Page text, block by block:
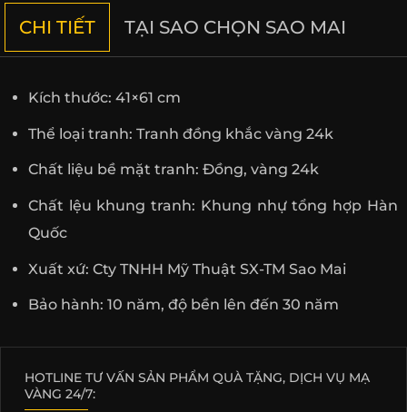
CHI TIẾT TẠI SAO CHỌN SAO MAI
Kích thước: 41×61 cm
Thể loại tranh: Tranh đồng khắc vàng 24k
Chất liệu bề mặt tranh: Đồng, vàng 24k
Chất lệu khung tranh: Khung nhự tổng hợp Hàn
Quốc
Xuất xứ: Cty TNHH Mỹ Thuật SX-TM Sao Mai
Bảo hành: 10 năm, độ bền lên đến 30 năm
HOTLINE TƯ VẤN SẢN PHẨM QUÀ TẶNG, DỊCH VỤ MẠ
VÀNG 24/7: